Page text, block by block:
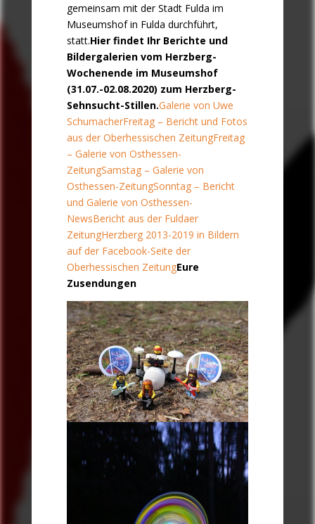
gemeinsam mit der Stadt Fulda im
Museumshof in Fulda durchführt,
statt.Hier findet Ihr Berichte und
Bildergalerien vom Herzberg-
Wochenende im Museumshof
(31.07.-02.08.2020) zum Herzberg-
Sehnsucht-Stillen.Galerie von Uwe
SchumacherFreitag – Bericht und Fotos
aus der Oberhessischen ZeitungFreitag
– Galerie von Osthessen-
ZeitungSamstag – Galerie von
Osthessen-ZeitungSonntag – Bericht
und Galerie von Osthessen-
NewsBericht aus der Fuldaer
ZeitungHerzberg 2013-2019 in Bildern
auf der Facebook-Seite der
Oberhessischen ZeitungEure
Zusendungen